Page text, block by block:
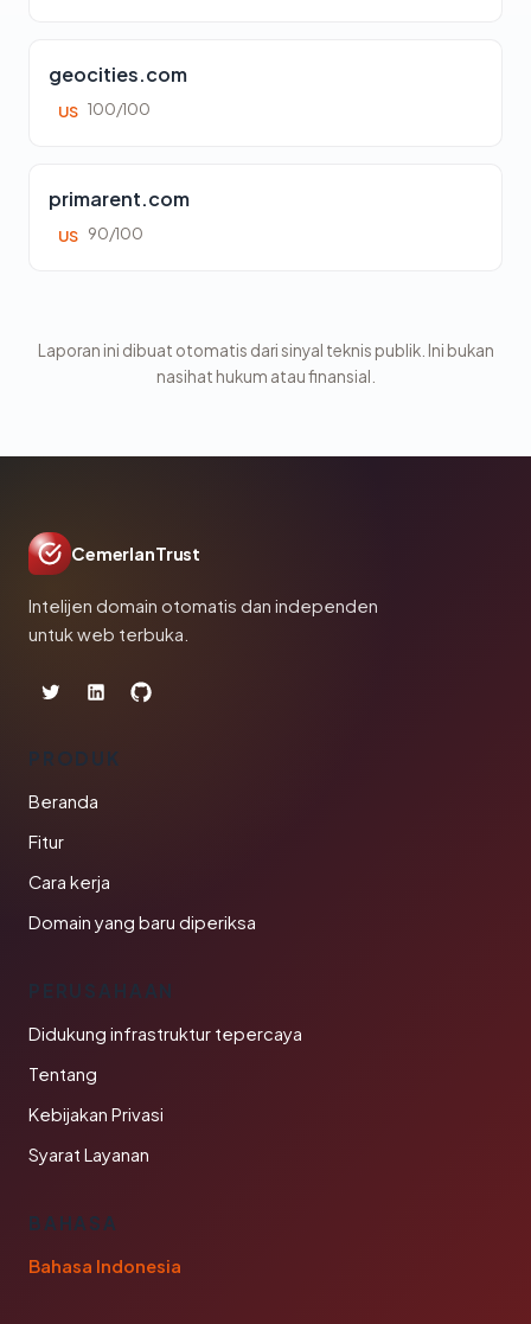
geocities.com
US 100/100
primarent.com
US 90/100
Laporan ini dibuat otomatis dari sinyal teknis publik. Ini bukan
nasihat hukum atau finansial.
CemerlanTrust
Intelijen domain otomatis dan independen
untuk web terbuka.
PRODUK
Beranda
Fitur
Cara kerja
Domain yang baru diperiksa
PERUSAHAAN
Didukung infrastruktur tepercaya
Tentang
Kebijakan Privasi
Syarat Layanan
BAHASA
Bahasa Indonesia